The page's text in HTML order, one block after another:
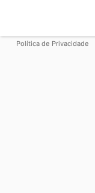
Política de Privacidade